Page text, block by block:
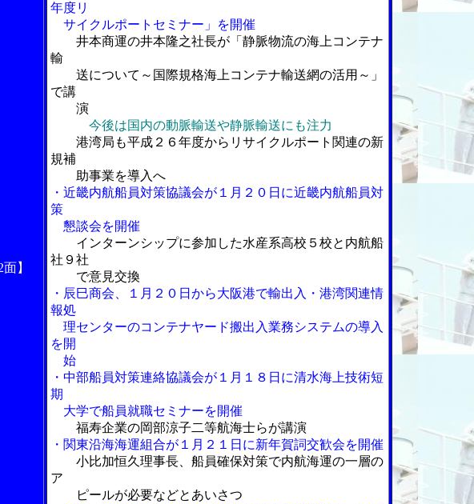
】
年度リ
サイクルポートセミナー」を開催
井本商運の井本隆之社長が「静脈物流の海上コンテナ
輸
送について～国際規格海上コンテナ輸送網の活用～」
で講
演
今後は国内の動脈輸送や静脈輸送にも注力
港湾局も平成２６年度からリサイクルポート関連の新
規補
助事業を導入へ
・近畿内航船員対策協議会が１月２０日に近畿内航船員対
策
懇談会を開催
インターンシップに参加した水産系高校５校と内航船
社９社
で意見交換
・辰巳商会、１月２０日から大阪港で輸出入・港湾関連情
報処
理センターのコンテナヤード搬出入業務システムの導入
を開
始
・中部船員対策連絡協議会が１月１８日に清水海上技術短
期
大学で船員就職セミナーを開催
福寿企業の岡部涼子二等航海士らが講演
・関東沿海海運組合が１月２１日に新年賀詞交歓会を開催
小比加恒久理事長、船員確保対策で内航海運の一層の
ア
ピールが必要などとあいさつ